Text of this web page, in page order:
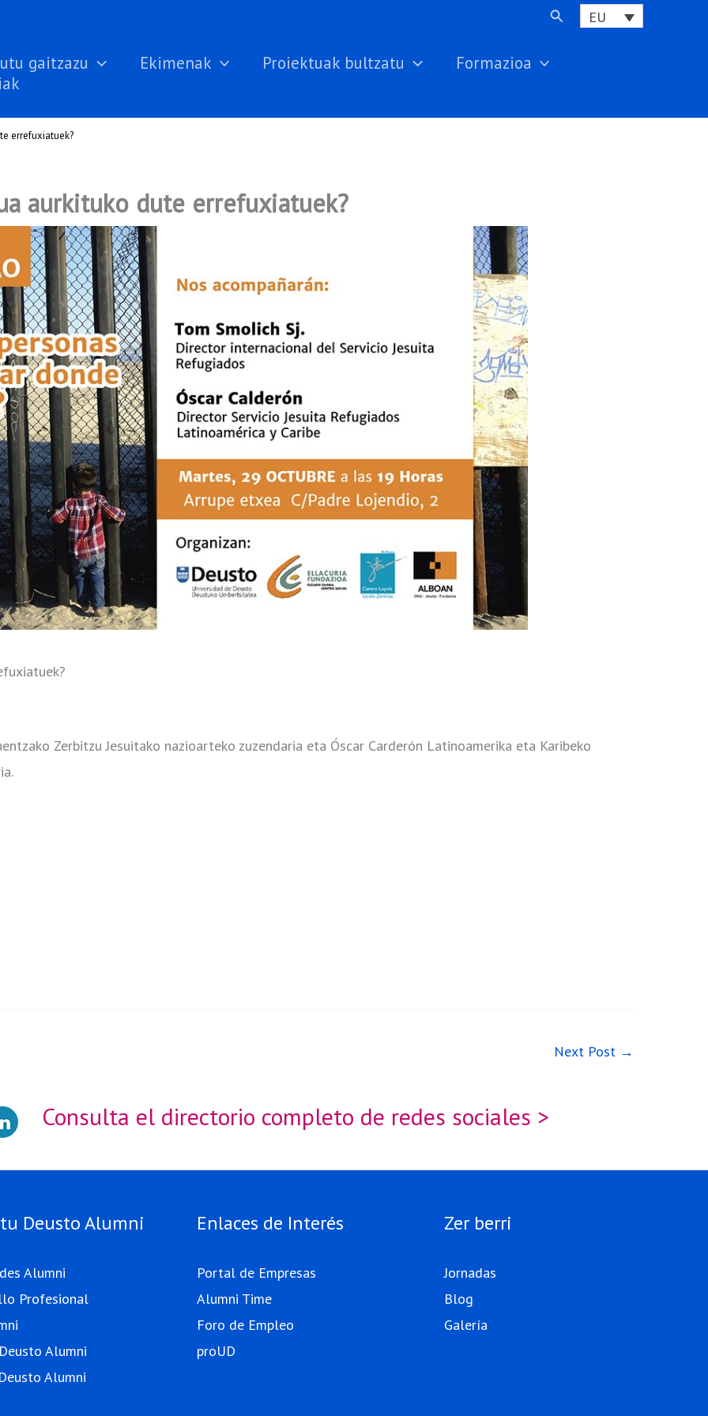
Search EU
gaitzazu Ekimenak Proiektuak bultzatu
Formazioa
errefuxiatuek?
aurkituko dute errefuxiatuek?
Zerbitzu Jesuitako nazioarteko zuzendaria eta Óscar Carderón Latinoamerika eta Karibeko
Next Post →
Consulta el directorio completo de redes sociales >
Deusto Alumni
Alumni
Profesional
Alumni
Alumni
Enlaces de Interés
Portal de Empresas
Alumni Time
Foro de Empleo
proUD
Zer berri
Jornadas
Blog
Galería